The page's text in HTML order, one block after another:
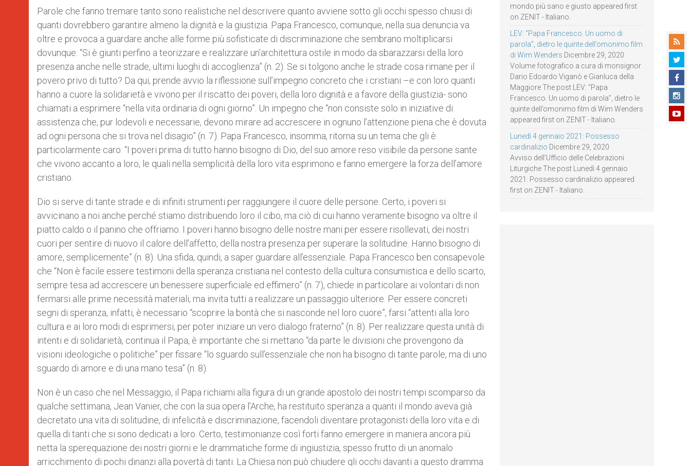
Parole che fanno tremare tanto sono realistiche nel descrivere quanto avviene sotto gli occhi spesso chiusi di
quanti dovrebbero garantire almeno la dignità e la giustizia. Papa Francesco, comunque, nella sua denuncia va
oltre e provoca a guardare anche alle forme più sofisticate di discriminazione che sembrano moltiplicarsi
dovunque: “Si è giunti perfino a teorizzare e realizzare un’architettura ostile in modo da sbarazzarsi della loro
presenza anche nelle strade, ultimi luoghi di accoglienza” (n. 2). Se si tolgono anche le strade cosa rimane per il
povero privo di tutto? Da qui, prende avvio la riflessione sull’impegno concreto che i cristiani –e con loro quanti
hanno a cuore la solidarietà e vivono per il riscatto dei poveri, della loro dignità e a favore della giustizia- sono
chiamati a esprimere “nella vita ordinaria di ogni giorno”. Un impegno che “non consiste solo in iniziative di
assistenza che, pur lodevoli e necessarie, devono mirare ad accrescere in ognuno l’attenzione piena che è dovuta
ad ogni persona che si trova nel disagio” (n. 7). Papa Francesco, insomma, ritorna su un tema che gli è
particolarmente caro: “I poveri prima di tutto hanno bisogno di Dio, del suo amore reso visibile da persone sante
che vivono accanto a loro, le quali nella semplicità della loro vita esprimono e fanno emergere la forza dell’amore
cristiano.
Dio si serve di tante strade e di infiniti strumenti per raggiungere il cuore delle persone. Certo, i poveri si
avvicinano a noi anche perché stiamo distribuendo loro il cibo, ma ciò di cui hanno veramente bisogno va oltre il
piatto caldo o il panino che offriamo. I poveri hanno bisogno delle nostre mani per essere risollevati, dei nostri
cuori per sentire di nuovo il calore dell’affetto, della nostra presenza per superare la solitudine. Hanno bisogno di
amore, semplicemente” (n. 8). Una sfida, quindi, a saper guardare all’essenziale. Papa Francesco ben consapevole
che “Non è facile essere testimoni della speranza cristiana nel contesto della cultura consumistica e dello scarto,
sempre tesa ad accrescere un benessere superficiale ed effimero” (n. 7), chiede in particolare ai volontari di non
fermarsi alle prime necessità materiali, ma invita tutti a realizzare un passaggio ulteriore. Per essere concreti
segni di speranza, infatti, è necessario “scoprire la bontà che si nasconde nel loro cuore”, farsi “attenti alla loro
cultura e ai loro modi di esprimersi, per poter iniziare un vero dialogo fraterno” (n. 8). Per realizzare questa unità di
intenti e di solidarietà, continua il Papa, è importante che si mettano “da parte le divisioni che provengono da
visioni ideologiche o politiche” per fissare “lo sguardo sull’essenziale che non ha bisogno di tante parole, ma di uno
sguardo di amore e di una mano tesa” (n. 8).
Non è un caso che nel Messaggio, il Papa richiami alla figura di un grande apostolo dei nostri tempi scomparso da
qualche settimana, Jean Vanier, che con la sua opera l’Arche, ha restituito speranza a quanti il mondo aveva già
decretato una vita di solitudine, di infelicità e discriminazione, facendoli diventare protagonisti della loro vita e di
quella di tanti che si sono dedicati a loro. Certo, testimonianze così forti fanno emergere in maniera ancora più
netta la sperequazione dei nostri giorni e le drammatiche forme di ingiustizia, spesso frutto di un anomalo
arricchimento di pochi dinanzi alla povertà di tanti. La Chiesa non può chiudere gli occhi davanti a questo dramma
mondo più sano e giusto appeared first
on ZENIT - Italiano.
LEV: “Papa Francesco. Un uomo di
parola”, dietro le quinte dell’omonimo film
di Wim Wenders Dicembre 29, 2020
Volume fotografico a cura di monsignor
Dario Edoardo Viganò e Gianluca della
Maggiore The post LEV: “Papa
Francesco. Un uomo di parola”, dietro le
quinte dell’omonimo film di Wim Wenders
appeared first on ZENIT - Italiano.
Lunedì 4 gennaio 2021: Possesso
cardinalizio Dicembre 29, 2020
Avviso dell’Ufficio delle Celebrazioni
Liturgiche The post Lunedì 4 gennaio
2021: Possesso cardinalizio appeared
first on ZENIT - Italiano.